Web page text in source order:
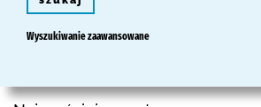
Wyszukiwanie zaawansowane